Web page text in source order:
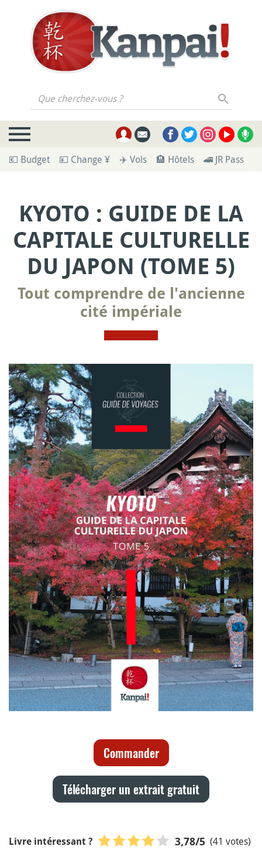
Que cherchez-vous ?
💶 Budget 💴 Change ¥ ✈️ Vols 🏨 Hôtels 🚄 JR Pass
KYOTO : GUIDE DE LA
CAPITALE CULTURELLE
DU JAPON (TOME 5)
Tout comprendre de l'ancienne
cité impériale
Commander
Télécharger un extrait gratuit
Livre intéressant ? 3,78/5 (41 votes)